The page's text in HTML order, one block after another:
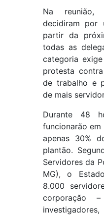
Na reunião,
decidiram por
partir da
todas as
categoria
protesta
de trabalho e
de mais
Durante 48
funcionarão em
apenas 30%
plantão.
Servidores da
MG), o
8.000
corporação